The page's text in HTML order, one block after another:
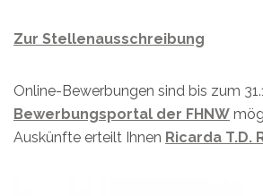
Zur Stellenausschreibung
Online-Bewerbungen sind bis zum
Bewerbungsportal der FHNW
Auskünfte erteilt Ihnen Ricarda T.D.